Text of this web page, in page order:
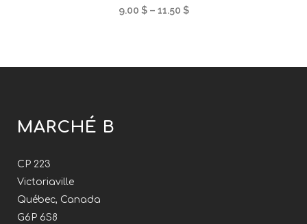
9.00 $– 11.50 $
MARCHÉ B
CP 223
Victoriaville
Québec, Canada
G6P 6S8